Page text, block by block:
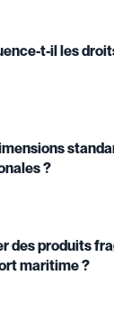
t-il les
?
des produits
maritime ?